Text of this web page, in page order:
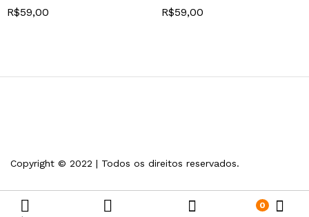
R$59,00 R$59,00
Copyright © 2022 | Todos os direitos reservados.
0